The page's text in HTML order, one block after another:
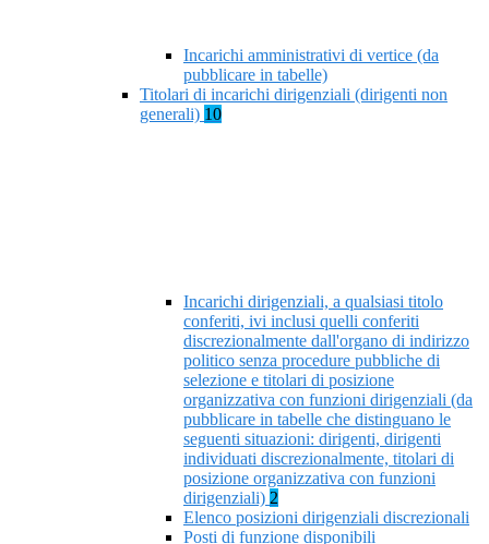
Incarichi amministrativi di vertice (da
pubblicare in tabelle)
Titolari di incarichi dirigenziali (dirigenti non
generali) 10
Incarichi dirigenziali, a qualsiasi titolo
conferiti, ivi inclusi quelli conferiti
discrezionalmente dall'organo di indirizzo
politico senza procedure pubbliche di
selezione e titolari di posizione
organizzativa con funzioni dirigenziali (da
pubblicare in tabelle che distinguano le
seguenti situazioni: dirigenti, dirigenti
individuati discrezionalmente, titolari di
posizione organizzativa con funzioni
dirigenziali) 2
Elenco posizioni dirigenziali discrezionali
Posti di funzione disponibili